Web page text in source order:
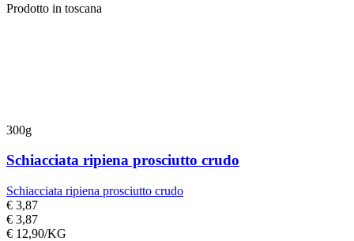
Prodotto in toscana
300g
Schiacciata ripiena prosciutto crudo
Schiacciata ripiena prosciutto crudo
€ 3,87
€ 3,87
€ 12,90/KG